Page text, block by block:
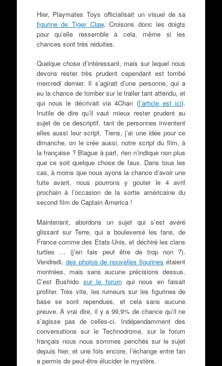
Hier, Playmates Toys officialisait un visuel de sa
figurine de Tiger Claw. Croisons donc les doigts
pour qu’elle ressemble à cela, même si les
chances sont très réduites.
Quelque chose d’intéressant, mais sur lequel nous
devons rester très prudent cependant est tombé
mercredi dernier. Il s’agirait d’une personne, qui a
eu la chance de tomber sur le trailer tant attendu, et
qui nous le décrivait via 4Chan (l’article est ici).
Inutile de dire qu’il vaut mieux rester prudent au
sujet de ce descriptif, tant de personnes inventent
elles aussi leur script. Tiens, j’ai une idée pour ce
dimanche, on le crée aussi, notre script du film, à
la française ? Blague à part, rien n’indique non plus
que ce soit quelque chose de faux. Dans tous les
cas, à moins que nous ayons la chance d’avoir une
fuite avant, nous pourrons y gouter le 4 avril
prochain à l’occasion de la sortie américaine du
second film de Captain America !
Maintenant, abordons un sujet qui s’est avéré
glissant sur Terre, qui a bouleversé les fans, de
France comme des Etats-Unis, et déchiré les clans
turtles … (j’en fais peut être de trop non ?).
Vendredi, des photos de nouvelles figurines étaient
montrées, mais sans aucune précisions dessus.
C’est Bushido sur le forum qui nous en faisait
profiter. Très vite, les rumeurs sur les figurines de
base se sont rependues, et cela sans aucune
preuve. A vrai dire, il y a 99,9% de chance qu’il ne
s’agisse pas de celles-ci. Indépendamment des
conversations sur le Technodrome, sur le forum
français nous nous sommes penchés sur le sujet
depuis hier, et une fois encore, l’échange entre fan
a permis de peut-être élucider le mystère.